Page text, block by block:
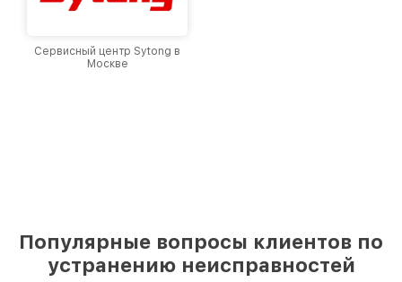
Сервисный центр Sytong в
Москве
Популярные вопросы клиентов по
устранению неисправностей